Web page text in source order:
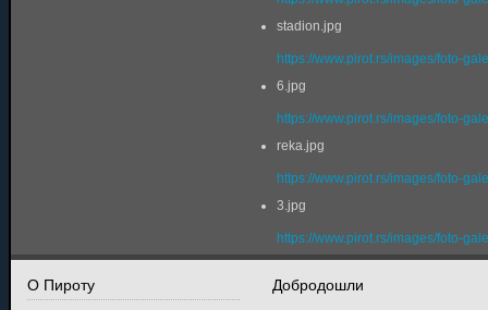
stadion.jpg
https://www.pirot.rs/images/foto-
6.jpg
https://www.pirot.rs/images/foto-
reka.jpg
https://www.pirot.rs/images/foto-
3.jpg
https://www.pirot.rs/images/foto-
Добродошли
О Пироту